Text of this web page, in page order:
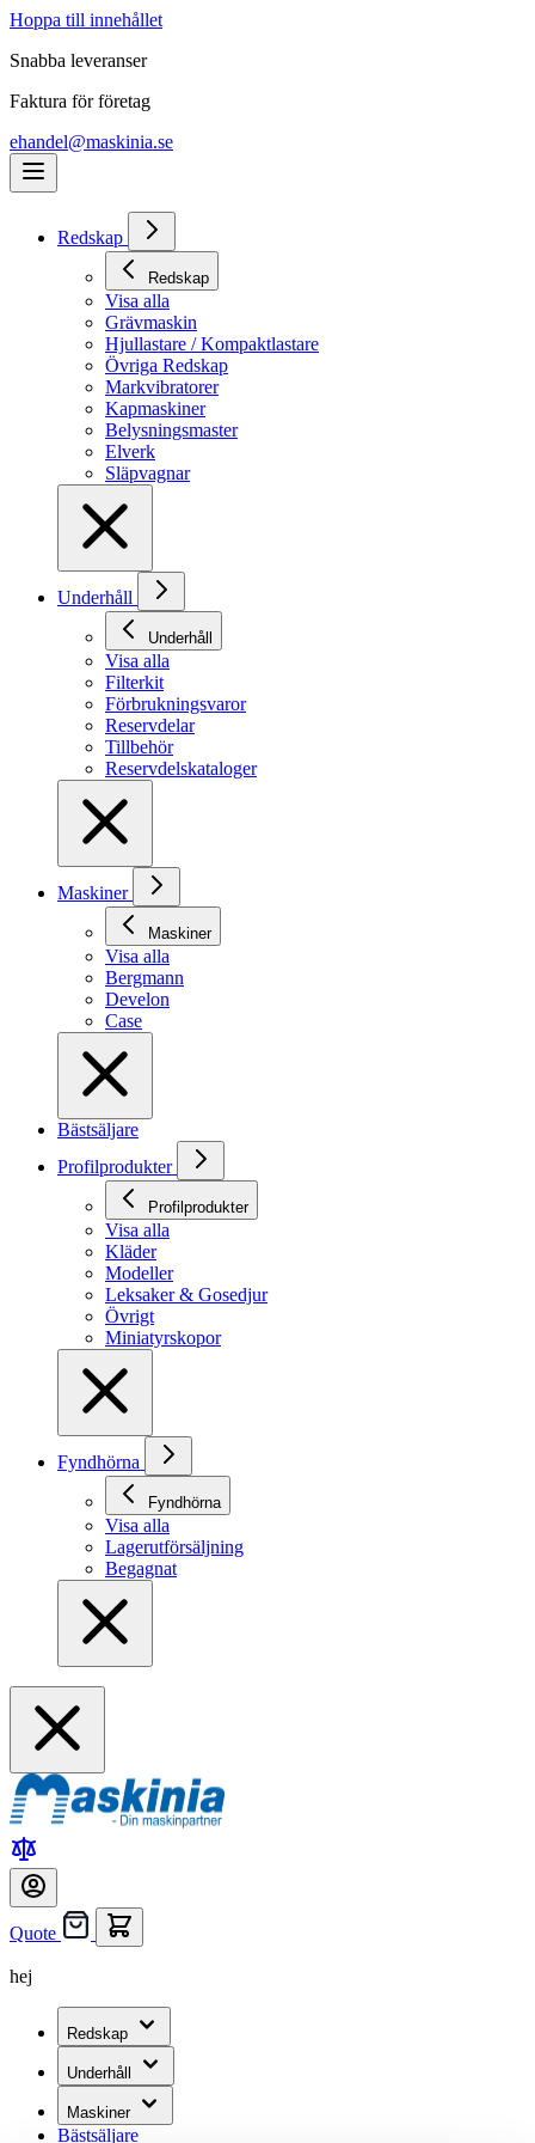
Hoppa till innehållet
Snabba leveranser
Faktura för företag
ehandel@maskinia.se
Redskap
Redskap
Visa alla
Grävmaskin
Hjullastare / Kompaktlastare
Övriga Redskap
Markvibratorer
Kapmaskiner
Belysningsmaster
Elverk
Släpvagnar
Underhåll
Underhåll
Visa alla
Filterkit
Förbrukningsvaror
Reservdelar
Tillbehör
Reservdelskataloger
Maskiner
Maskiner
Visa alla
Bergmann
Develon
Case
Bästsäljare
Profilprodukter
Profilprodukter
Visa alla
Kläder
Modeller
Leksaker & Gosedjur
Övrigt
Miniatyrskopor
Fyndhörna
Fyndhörna
Visa alla
Lagerutförsäljning
Begagnat
Quote
hej
Redskap
Underhåll
Maskiner
Bästsäljare